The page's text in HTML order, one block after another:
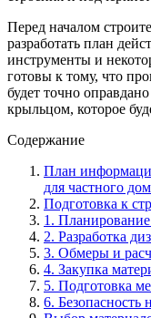
Перед началом
разработать план
инструменты и
готовы к тому, что
будет точно
крыльцом, которое
Содержание
План
для частного
Подготовка к
1.
2. Разработка
3. Обмеры и
4. Закупка
5. Подготовка
6. Безопасность